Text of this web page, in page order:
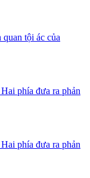
tội ác của
phía đưa ra phản
phía đưa ra phản